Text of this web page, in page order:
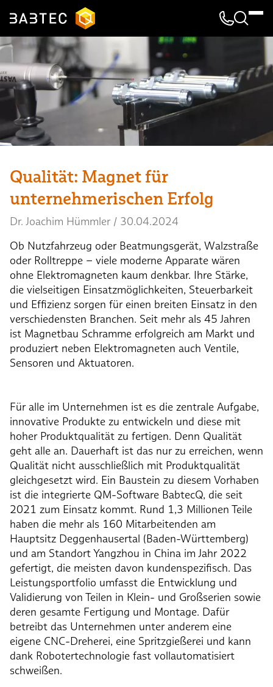
Suche
Kontakt &
Qualität: Magnet für
unternehmerischen Erfolg
Dr. Joachim Hümmler/ 30.04.2024
Ob Nutzfahrzeug oder Beatmungsgerät, Walzstraße
oder Rolltreppe – viele moderne Apparate wären
ohne Elektromagneten kaum denkbar. Ihre Stärke,
die vielseitigen Einsatzmöglichkeiten, Steuerbarkeit
und Effizienz sorgen für einen breiten Einsatz in den
verschiedensten Branchen. Seit mehr als 45 Jahren
ist Magnetbau Schramme erfolgreich am Markt und
produziert neben Elektromagneten auch Ventile,
Sensoren und Aktuatoren.
Für alle im Unternehmen ist es die zentrale Aufgabe,
innovative Produkte zu entwickeln und diese mit
hoher Produktqualität zu fertigen. Denn Qualität
geht alle an. Dauerhaft ist das nur zu erreichen, wenn
Qualität nicht ausschließlich mit Produktqualität
gleichgesetzt wird. Ein Baustein zu diesem Vorhaben
ist die integrierte QM-Software BabtecQ, die seit
2021 zum Einsatz kommt. Rund 1,3 Millionen Teile
haben die mehr als 160 Mitarbeitenden am
Hauptsitz Deggenhausertal (Baden-Württemberg)
und am Standort Yangzhou in China im Jahr 2022
gefertigt, die meisten davon kundenspezifisch. Das
Leistungsportfolio umfasst die Entwicklung und
Validierung von Teilen in Klein- und Großserien sowie
deren gesamte Fertigung und Montage. Dafür
betreibt das Unternehmen unter anderem eine
eigene CNC-Dreherei, eine Spritzgießerei und kann
dank Robotertechnologie fast vollautomatisiert
schweißen.